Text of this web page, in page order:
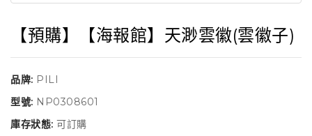
【預購】【海報館】天渺雲徽(雲徽子)
品牌: PILI
型號: NP0308601
庫存狀態: 可訂購